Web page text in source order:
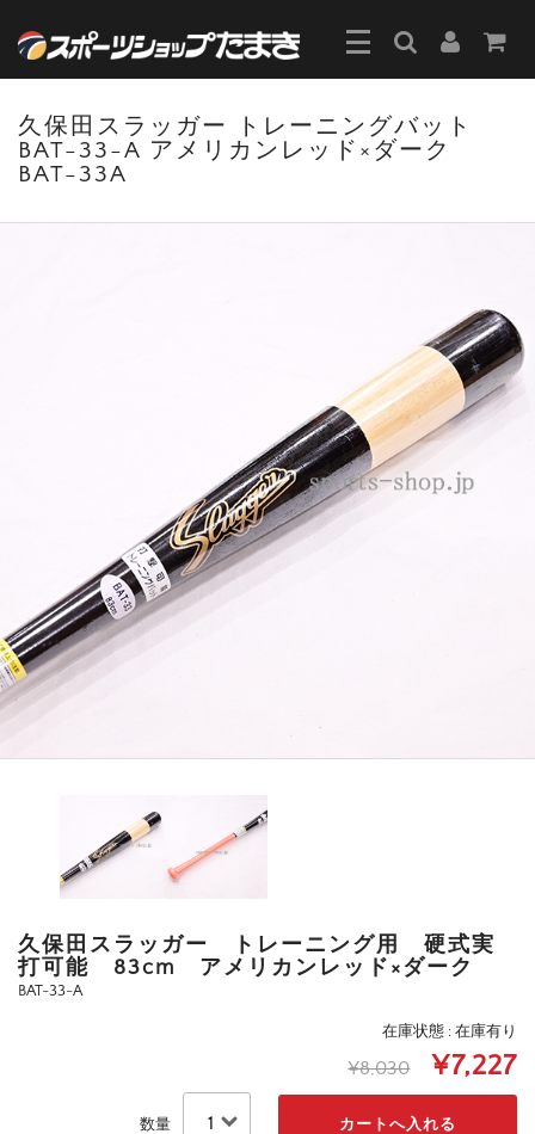
久保田スラッガー トレーニングバット
BAT-33-A アメリカンレッド×ダーク
BAT-33A
久保田スラッガー トレーニング用 硬式実
打可能 83cm アメリカンレッド×ダーク
BAT-33-A
在庫状態 : 在庫有り
¥8,030 ¥7,227
数量